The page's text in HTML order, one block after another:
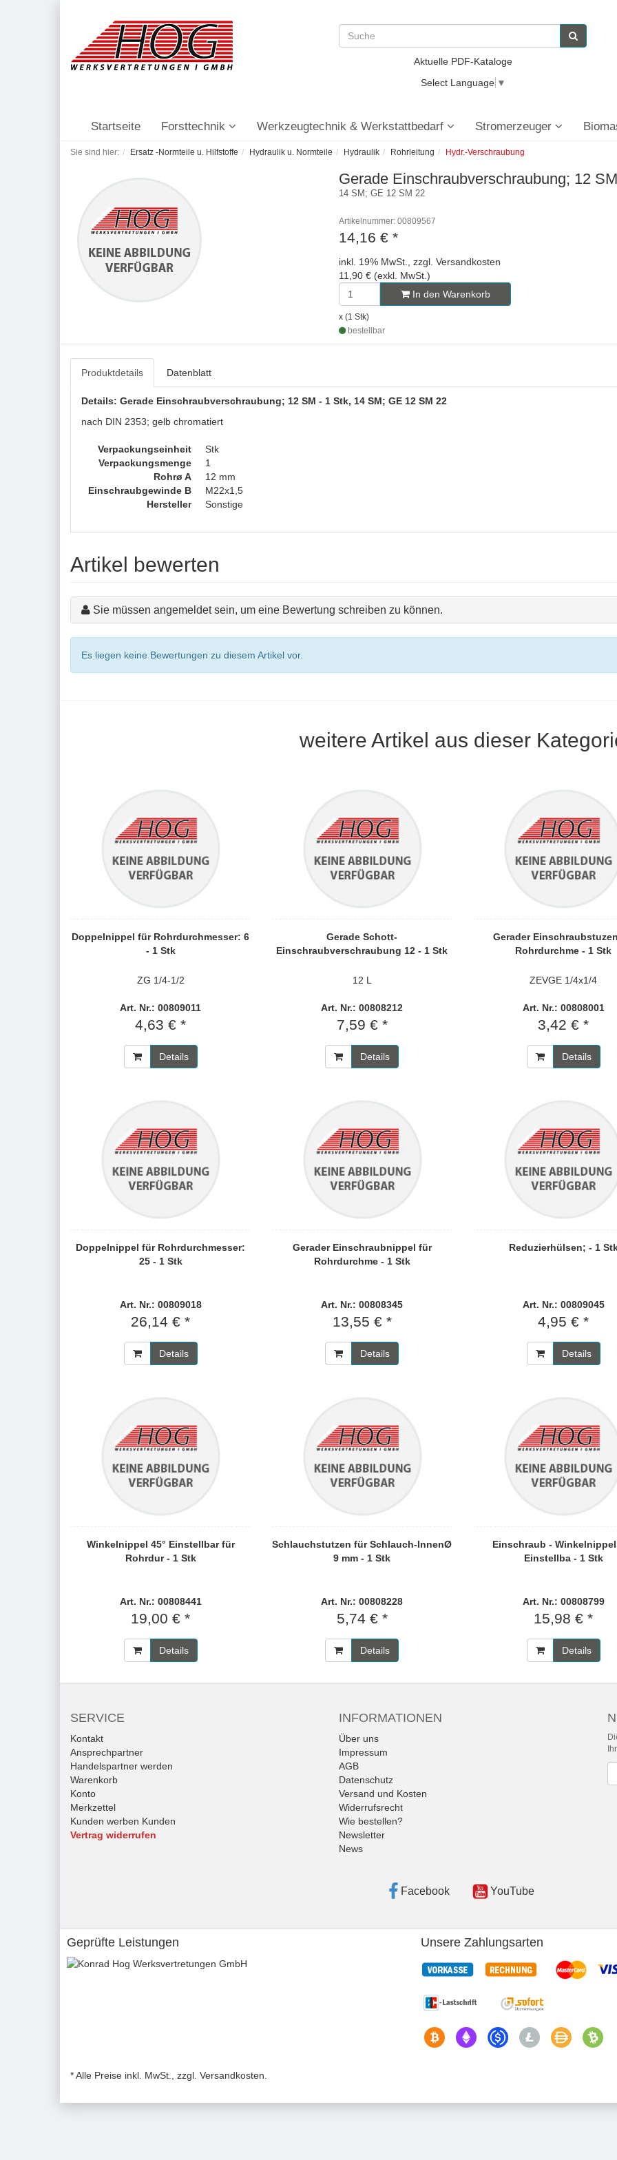
Aktuelle PDF-Kataloge
Select Language ▼
Startseite Forsttechnik Werkzeugtechnik & Werkstattbedarf Stromerzeuger
Sie sind hier: Ersatz -Normteile u. Hilfstoffe Hydraulik u. Normteile Hydraulik Rohrleitung Hydr.-Verschraubung
Gerade Einschraubverschraubung; 12
14 SM; GE 12 SM 22
Artikelnummer: 00809567
14,16 € *
inkl. 19% MwSt., zzgl. Versandkosten
11,90 € (exkl. MwSt.)
In den Warenkorb
x (1 Stk)
bestellbar
Produktdetails Datenblatt
Details: Gerade Einschraubverschraubung; 12 SM - 1 Stk, 14 SM; GE 12 SM 22
nach DIN 2353; gelb chromatiert
Verpackungseinheit
Stk
Verpackungsmenge
1
Rohrø A
12 mm
Einschraubgewinde B
M22x1,5
Hersteller
Sonstige
Artikel bewerten
Sie müssen angemeldet sein, um eine Bewertung schreiben zu können.
Es liegen keine Bewertungen zu diesem Artikel vor.
weitere Artikel aus dieser
Doppelnippel für Rohrdurchmesser: 6
- 1 Stk
ZG 1/4-1/2
Art. Nr.: 00809011
4,63 € *
Details
Gerade Schott-
Einschraubverschraubung 12 - 1 Stk
12 L
Art. Nr.: 00808212
7,59 € *
Details
Gerader
Rohrdurchme - 1 Stk
ZEVGE 1/4x1/4
Art. Nr.: 00808001
3,42 € *
Details
Doppelnippel für Rohrdurchmesser:
25 - 1 Stk
Art. Nr.: 00809018
26,14 € *
Details
Gerader Einschraubnippel für
Rohrdurchme - 1 Stk
Art. Nr.: 00808345
13,55 € *
Details
Reduzierhülsen; - 1
Art. Nr.: 00809045
4,95 € *
Details
Winkelnippel 45° Einstellbar für
Rohrdur - 1 Stk
Art. Nr.: 00808441
19,00 € *
Details
Schlauchstutzen für Schlauch-InnenØ
9 mm - 1 Stk
Art. Nr.: 00808228
5,74 € *
Details
Einschraub - Winkelnippel
Einstellba - 1 Stk
Art. Nr.: 00808799
15,98 € *
Details
SERVICE
Kontakt
Ansprechpartner
Handelspartner werden
Warenkorb
Konto
Merkzettel
Kunden werben Kunden
Vertrag widerrufen
INFORMATIONEN
Über uns
Impressum
AGB
Datenschutz
Versand und Kosten
Widerrufsrecht
Wie bestellen?
Newsletter
News
Facebook YouTube
Geprüfte Leistungen Unsere Zahlungsarten
* Alle Preise inkl. MwSt., zzgl. Versandkosten.